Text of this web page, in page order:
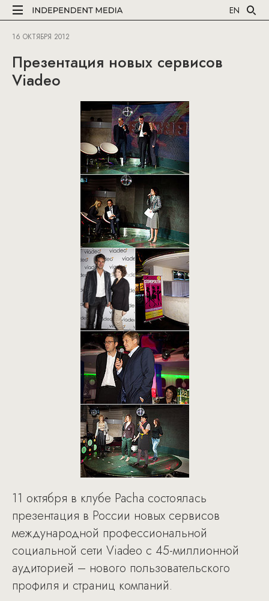
EN
16 ОКТЯБРЯ 2012
Презентация новых сервисов
Viadeo
11 октября в клубе Pacha состоялась
презентация в России новых сервисов
международной профессиональной
социальной сети Viadeo с 45-миллионной
аудиторией – нового пользовательского
профиля и страниц компаний.